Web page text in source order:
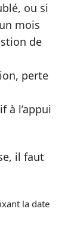
ou si
mois
de
perte
à l’appui
il faut
la date